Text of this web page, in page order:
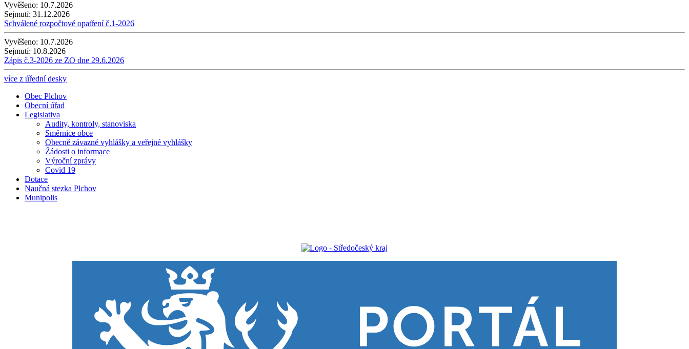
Vyvěšeno: 10.7.2026
Sejmutí: 31.12.2026
Schválené rozpočtové opatření č.1-2026
Vyvěšeno: 10.7.2026
Sejmutí: 10.8.2026
Zápis č.3-2026 ze ZO dne 29.6.2026
více z úřední desky
Obec Plchov
Obecní úřad
Legislativa
Audity, kontroly, stanoviska
Směrnice obce
Obecně závazné vyhlášky a veřejné vyhlášky
Žádosti o informace
Výroční zprávy
Covid 19
Dotace
Naučná stezka Plchov
Munipolis